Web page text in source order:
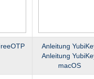
Anleitung
Anleitung
macOS